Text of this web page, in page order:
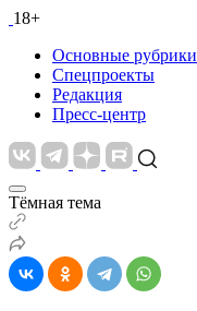
18+
Основные рубрики
Спецпроекты
Редакция
Пресс-центр
Тёмная тема